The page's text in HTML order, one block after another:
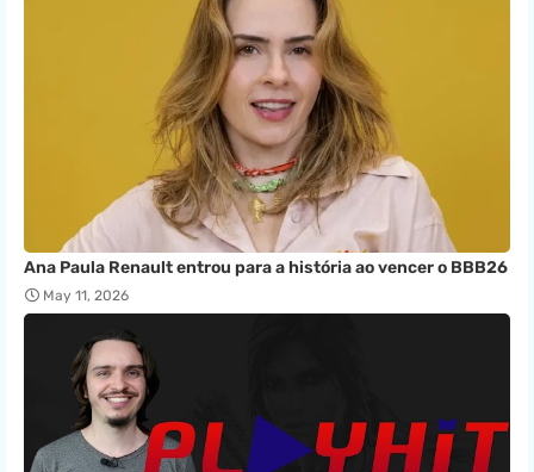
Ana Paula Renault entrou para a história ao vencer o BBB26
May 11, 2026